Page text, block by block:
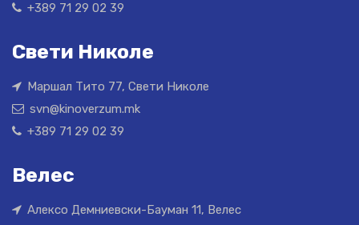
+389 71 29 02 39
Свети Николе
Маршал Тито 77, Свети Николе
svn@kinoverzum.mk
+389 71 29 02 39
Велес
Алексо Демниевски-Бауман 11, Велес